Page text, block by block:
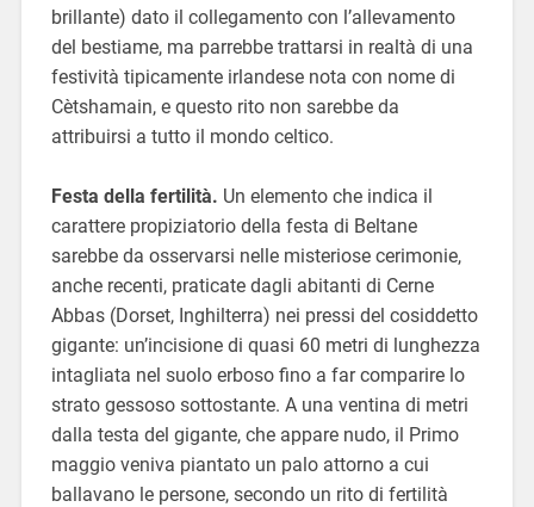
brillante) dato il collegamento con l’allevamento
del bestiame, ma parrebbe trattarsi in realtà di una
festività tipicamente irlandese nota con nome di
Cètshamain, e questo rito non sarebbe da
attribuirsi a tutto il mondo celtico.
Festa della fertilità. Un elemento che indica il
carattere propiziatorio della festa di Beltane
sarebbe da osservarsi nelle misteriose cerimonie,
anche recenti, praticate dagli abitanti di Cerne
Abbas (Dorset, Inghilterra) nei pressi del cosiddetto
gigante: un’incisione di quasi 60 metri di lunghezza
intagliata nel suolo erboso fino a far comparire lo
strato gessoso sottostante. A una ventina di metri
dalla testa del gigante, che appare nudo, il Primo
maggio veniva piantato un palo attorno a cui
ballavano le persone, secondo un rito di fertilità